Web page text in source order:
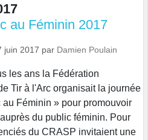
au Féminin 2017
juin 2017 par Damien Poulain
les ans la Fédération
Tir à l'Arc organisait la journée
au Féminin » pour promouvoir
du public féminin. Pour
du CRASP invitaient une